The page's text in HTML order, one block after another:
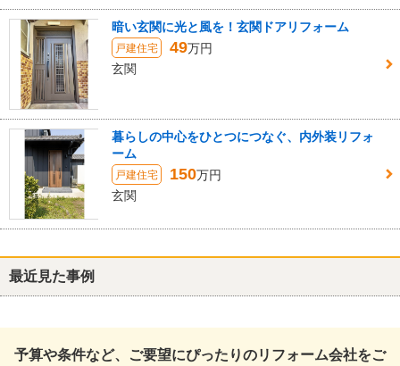
暗い玄関に光と風を！玄関ドアリフォーム
戸建住宅 49万円
玄関
暮らしの中心をひとつにつなぐ、内外装リフォ
ーム
戸建住宅 150万円
玄関
最近見た事例
予算や条件など、ご要望にぴったりのリフォーム会社をご